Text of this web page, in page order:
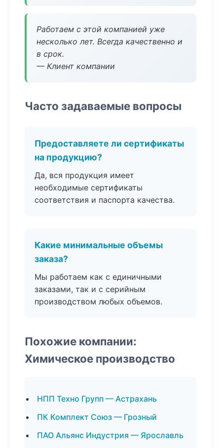
Работаем с этой компанией уже
несколько лет. Всегда качественно и
в срок.
— Клиент компании
Часто задаваемые вопросы
Предоставляете ли сертификаты
на продукцию?
Да, вся продукция имеет
необходимые сертификаты
соответствия и паспорта качества.
Какие минимальные объемы
заказа?
Мы работаем как с единичными
заказами, так и с серийным
производством любых объемов.
Похожие компании:
Химическое производство
НПП Техно Групп — Астрахань
ПК Комплект Союз — Грозный
ПАО Альянс Индустрия — Ярославль